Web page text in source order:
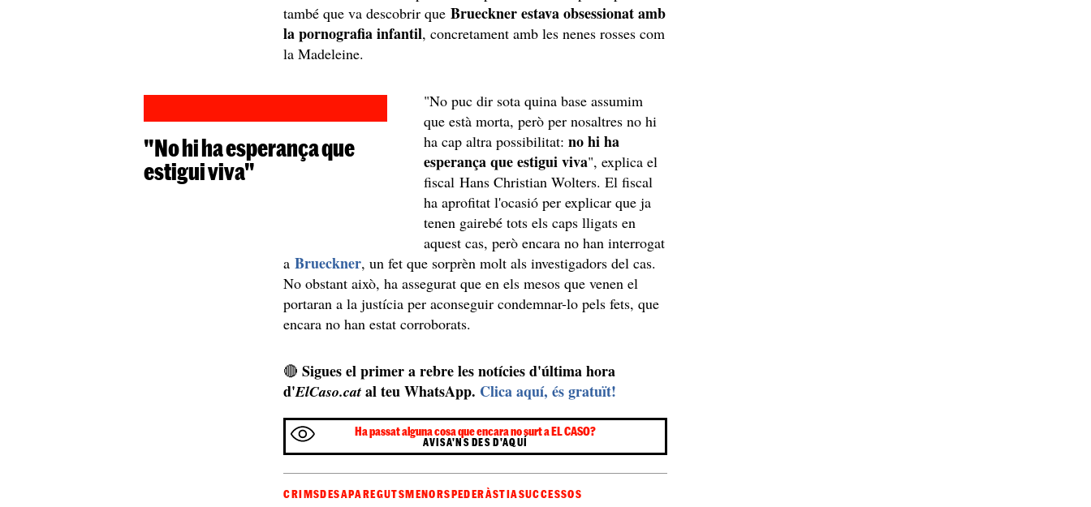
també que va descobrir que Brueckner estava obsessionat amb
la pornografia infantil, concretament amb les nenes rosses com
la Madeleine.
"No hi ha esperança que
estigui viva"
"No puc dir sota quina base assumim
que està morta, però per nosaltres no hi
ha cap altra possibilitat: no hi ha
esperança que estigui viva", explica el
fiscal Hans Christian Wolters. El fiscal
ha aprofitat l'ocasió per explicar que ja
tenen gairebé tots els caps lligats en
aquest cas, però encara no han interrogat
aBrueckner, un fet que sorprèn molt als investigadors del cas.
No obstant això, ha assegurat que en els mesos que venen el
portaran a la justícia per aconseguir condemnar-lo pels fets, que
encara no han estat corroborats.
🔴Sigues el primer a rebre les notícies d'última hora
d'ElCaso.cat al teu WhatsApp. Clica aquí, és gratuït!
Ha passat alguna cosa que encara no surt a EL CASO?
AVISA'NS DES D'AQUÍ
CRIMSDESAPAREGUTSMENORSPEDERÀSTIASUCCESSOS